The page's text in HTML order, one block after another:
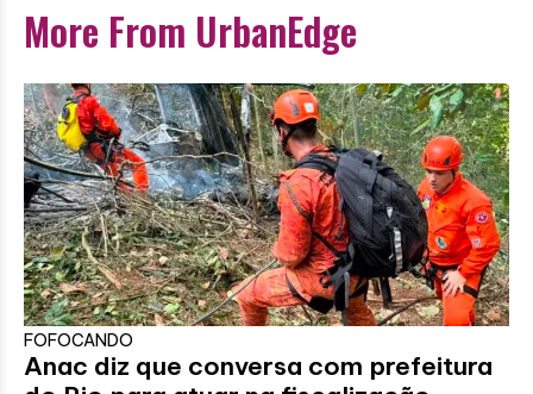
More From UrbanEdge
FOFOCANDO
Anac diz que conversa com prefeitura